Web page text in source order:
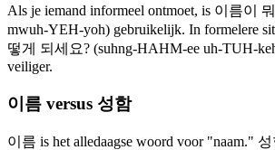
Als je iemand informeel ontmoet, is 이름이
mwuh-YEH-yoh) gebruikelijk. In formelere
떻게 되세요? (suhng-HAHM-ee uh-TUH-
veiliger.
이름 versus 성함
이름 is het alledaagse woord voor "naam." 성